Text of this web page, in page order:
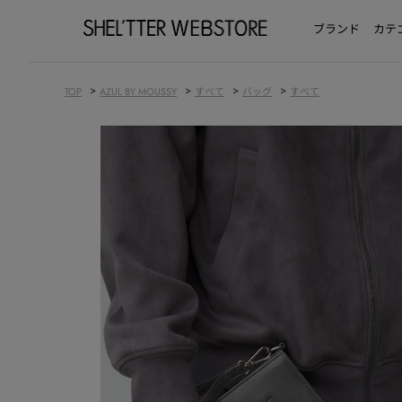
ブランド カテ
TOP > AZUL BY MOUSSY > すべて > バッグ > すべて